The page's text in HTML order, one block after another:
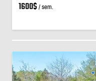
1600$ / sem.